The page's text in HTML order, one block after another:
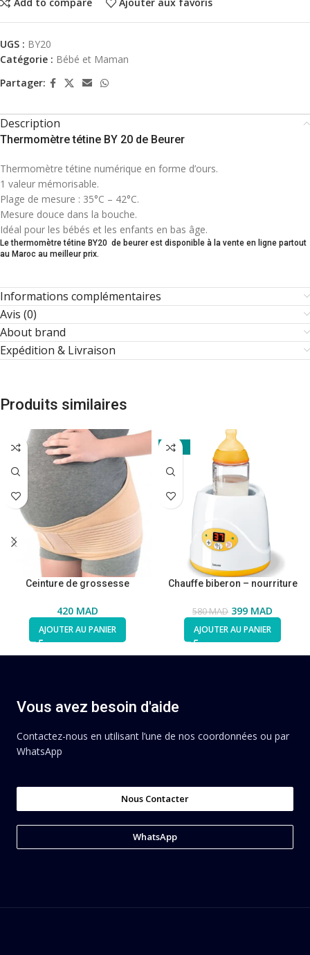
UGS : BY20
Catégorie : Bébé et Maman
Partager:
Description
Thermomètre tétine BY 20 de Beurer
Thermomètre tétine numérique en forme d’ours.
1 valeur mémorisable.
Plage de mesure : 35°C – 42°C.
Mesure douce dans la bouche.
Idéal pour les bébés et les enfants en bas âge.
Le thermomètre tétine BY20 de beurer est disponible à la vente en ligne partout
au Maroc au meilleur prix.
Informations complémentaires
Avis (0)
About brand
Expédition & Livraison
Produits similaires
Ceinture de grossesse
420 MAD
AJOUTER AU PANIER
-31%
Chauffe biberon – nourriture
580MAD 399 MAD
AJOUTER AU PANIER
Vous avez besoin d'aide
Contactez-nous en utilisant l’une de nos coordonnées ou par
WhatsApp
Nous Contacter
WhatsApp